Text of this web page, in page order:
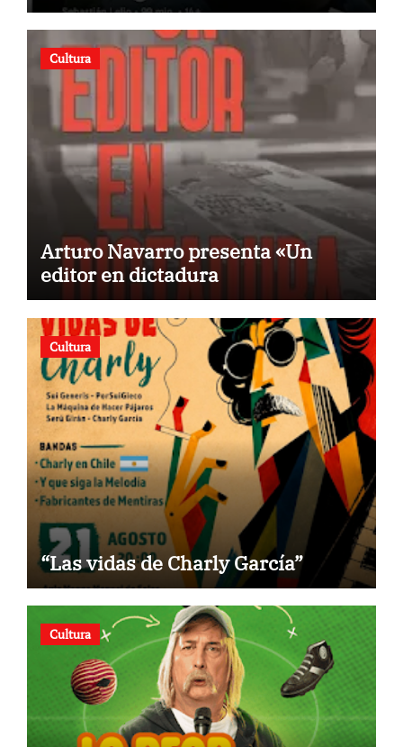
estreno
Cultura
Arturo Navarro presenta «Un
editor en dictadura
Cultura
“Las vidas de Charly García”
Cultura